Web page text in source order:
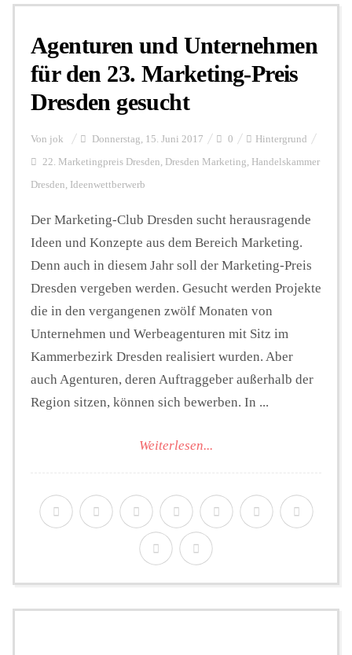
Personalien
Hintergrund
FUNKTURM-Beiträge
Podcast
Seminare
Unterstützen
Agenturen und Unternehmen
für den 23. Marketing-Preis
Dresden gesucht
Von jok Donnerstag, 15. Juni 2017 0 Hintergrund
22. Marketingpreis Dresden, Dresden Marketing, Handelskammer
Dresden, Ideenwettberwerb
Der Marketing-Club Dresden sucht herausragende
Ideen und Konzepte aus dem Bereich Marketing.
Denn auch in diesem Jahr soll der Marketing-Preis
Dresden vergeben werden. Gesucht werden Projekte
die in den vergangenen zwölf Monaten von
Unternehmen und Werbeagenturen mit Sitz im
Kammerbezirk Dresden realisiert wurden. Aber
auch Agenturen, deren Auftraggeber außerhalb der
Region sitzen, können sich bewerben. In ...
Weiterlesen...